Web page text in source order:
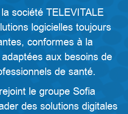
société TELEVITALE
logicielles toujours
conformes à la
aux besoins de
de santé.
le groupe Sofia
des solutions digitales